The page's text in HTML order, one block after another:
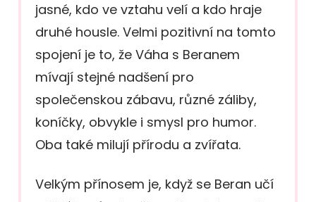
jasné, kdo ve vztahu velí a kdo hraje
druhé housle. Velmi pozitivní na tomto
spojení je to, že Váha s Beranem
mívají stejné nadšení pro
společenskou zábavu, různé záliby,
koníčky, obvykle i smysl pro humor.
Oba také milují přírodu a zvířata.
Velkým přínosem je, když se Beran učí